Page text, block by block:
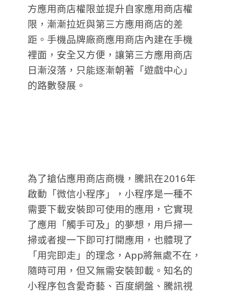
方應用商店權限並提升自家應用商店權
限，漸漸拉近與第三方應用商店的差
距。手機品牌廠商應用商店內建在手機
裡面，安全又方便，讓第三方應用商店
日漸沒落，只能逐漸朝著「遊戲中心」
的路數發展。
為了搶佔應用商店商機，騰訊在2016年
啟動「微信小程序」，小程序是一種不
需要下載安裝即可使用的應用，它實現
了應用「觸手可及」的夢想，用戶掃一
掃或者搜一下即可打開應用，也體現了
「用完即走」的理念，App將無處不在，
隨時可用，但又無需安裝卸載。知名的
小程序包含愛奇藝、百度網盤、騰訊視